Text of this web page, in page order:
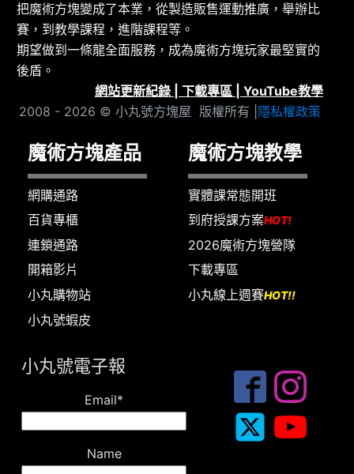
把魔術方塊變成了本業，從製造販售運動推廣，舉辦比
賽，到教學課程，進階課程等。
期望做到一條龍全面服務，成為魔術方塊玩家最堅實的
後盾。
網站更新紀錄
下載專區
YouTube教學
2008 - 2026 © 小丸號方塊屋 版權所有 | 隱私權政策
魔術方塊產品
網購通路
百貨專櫃
連鎖通路
開箱影片
小丸購物站
小丸號蝦皮
魔術方塊教學
實體課常態開班
到府授課方案HOT!
2026魔術方塊營隊
下載專區
小丸線上週賽HOT!!
小丸號電子報
Email*
Name